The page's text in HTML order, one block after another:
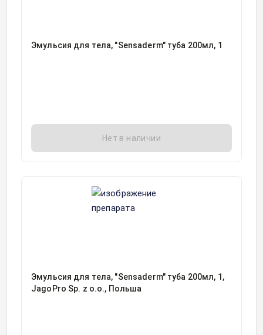
Эмульсия для тела, "Sensaderm" туба 200мл, 1
Нет в наличии
Эмульсия для тела, "Sensaderm" туба 200мл, 1,
JagoPro Sp. z о.о., Польша